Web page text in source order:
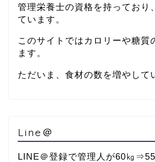
管理栄養士の資格を持っており
ています。
このサイトではカロリーや糖質
ます。
ただいま、食材の数を増やして
Line＠
LINE＠登録で管理人が60㎏